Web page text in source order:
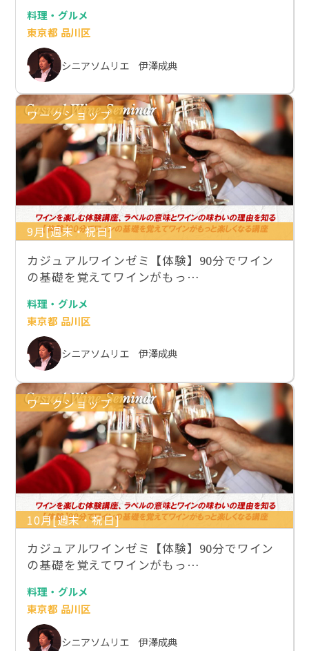
料理・グルメ
東京都 品川区
シニアソムリエ 伊澤成典
ワークショップ
9月[週末・祝日]
カジュアルワインゼミ【体験】90分でワイン
の基礎を覚えてワインがもっ…
料理・グルメ
東京都 品川区
シニアソムリエ 伊澤成典
ワークショップ
10月[週末・祝日]
カジュアルワインゼミ【体験】90分でワイン
の基礎を覚えてワインがもっ…
料理・グルメ
東京都 品川区
シニアソムリエ 伊澤成典